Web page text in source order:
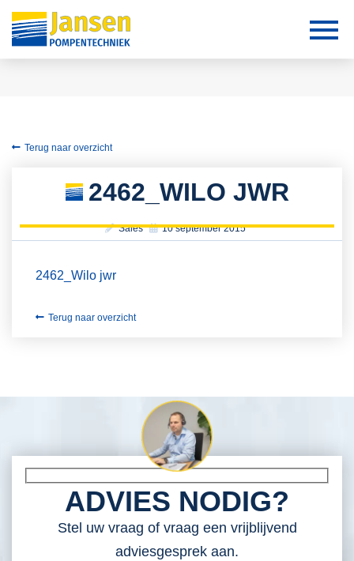
Terug naar overzicht
2462_WILO JWR
Sales 10 september 2015
2462_Wilo jwr
Terug naar overzicht
ADVIES NODIG?
Stel uw vraag of vraag een vrijblijvend
adviesgesprek aan.